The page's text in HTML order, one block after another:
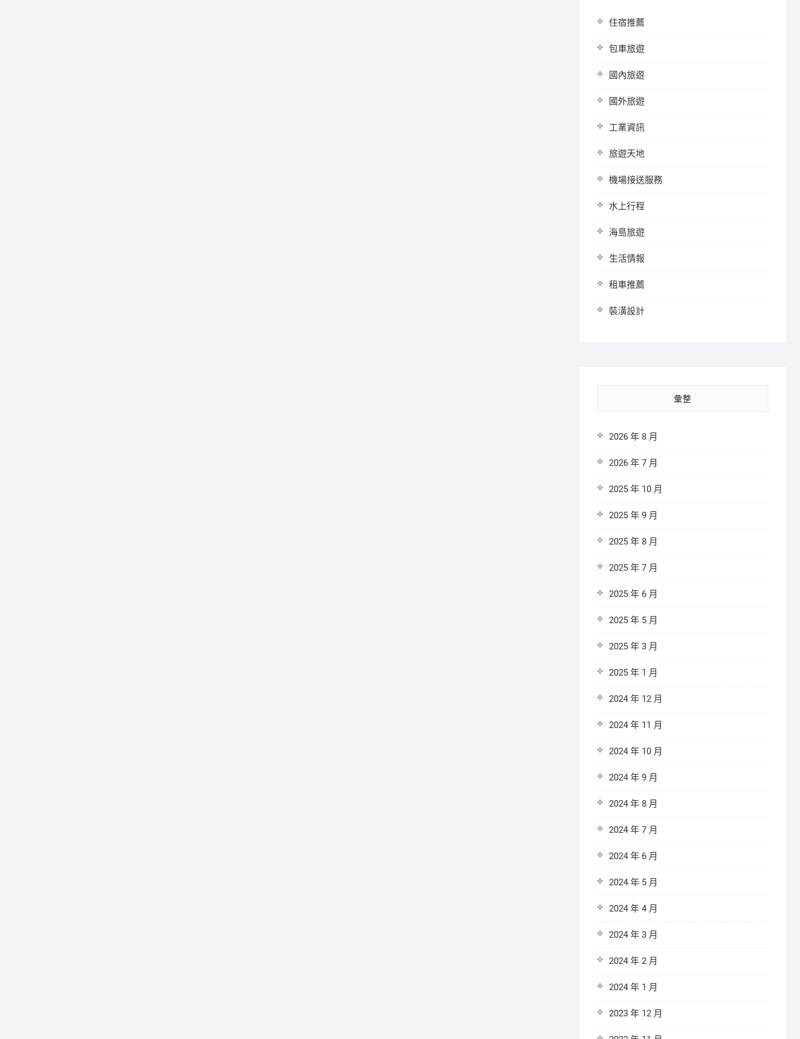
住宿推薦
包車旅遊
國內旅遊
國外旅遊
工業資訊
旅遊天地
機場接送服務
水上行程
海島旅遊
生活情報
租車推薦
裝潢設計
彙整
2026 年 8 月
2026 年 7 月
2025 年 10 月
2025 年 9 月
2025 年 8 月
2025 年 7 月
2025 年 6 月
2025 年 5 月
2025 年 3 月
2025 年 1 月
2024 年 12 月
2024 年 11 月
2024 年 10 月
2024 年 9 月
2024 年 8 月
2024 年 7 月
2024 年 6 月
2024 年 5 月
2024 年 4 月
2024 年 3 月
2024 年 2 月
2024 年 1 月
2023 年 12 月